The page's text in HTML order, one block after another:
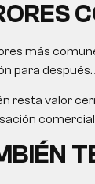
más
para
resta valor